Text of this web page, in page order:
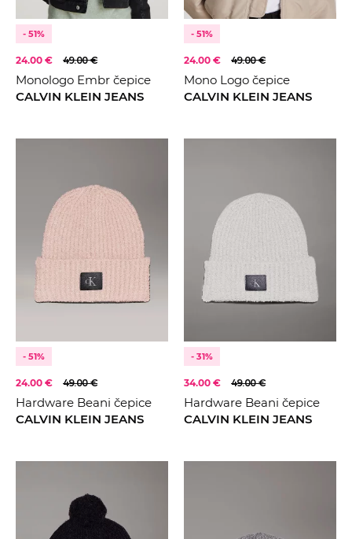
- 51%
24.00 € 49.00 €
Monologo Embr čepice
CALVIN KLEIN JEANS
- 51%
24.00 € 49.00 €
Mono Logo čepice
CALVIN KLEIN JEANS
- 51%
24.00 € 49.00 €
Hardware Beani čepice
CALVIN KLEIN JEANS
- 31%
34.00 € 49.00 €
Hardware Beani čepice
CALVIN KLEIN JEANS